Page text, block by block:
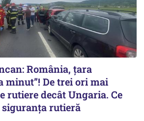
România, țara
minut”! De trei ori mai
rutiere decât Ungaria. Ce
rutieră